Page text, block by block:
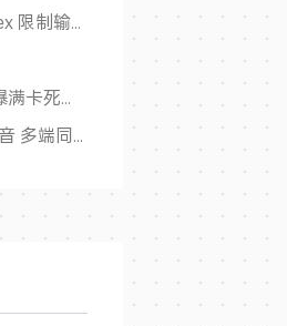
zotero better bibtex 限制输出作者数量
阿里云服务器内存爆满卡死但 Swap占用为0
rime 输入法 雾凇拼音 多端同步方案